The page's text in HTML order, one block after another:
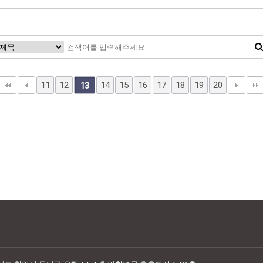
11 12 13 14 15 16 17 18 19 20